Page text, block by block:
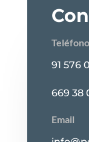
Teléfono
91 576
669 38
Email